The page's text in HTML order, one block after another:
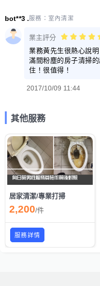
bot**3 .服務： 室內清潔
業主評分
業務黃先生很熱心說
滿間粉塵的房子清掃
住！很值得！
2017/10/09 11:44
其他服務
居家清潔/專業打掃
2,200/件
服務詳情